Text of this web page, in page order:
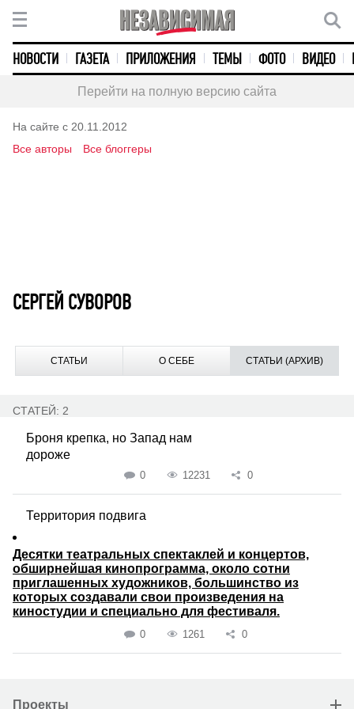
НОВОСТИ ГАЗЕТА ПРИЛОЖЕНИЯ ТЕМЫ ФОТО ВИДЕО
Перейти на полную версию сайта
На сайте с 20.11.2012
Все авторы
Все блоггеры
СЕРГЕЙ СУВОРОВ
СТАТЬИ О СЕБЕ СТАТЬИ (АРХИВ)
СТАТЕЙ: 2
Броня крепка, но Запад нам
дороже
0 12231 0
Территория подвига
Десятки театральных спектаклей и концертов,
обширнейшая кинопрограмма, около сотни
приглашенных художников, большинство из
которых создавали свои произведения на
киностудии и специально для фестиваля.
0 1261 0
Проекты